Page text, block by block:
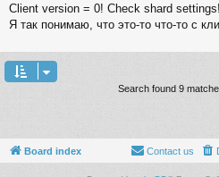
Client version = 0! Check shard
Я так понимаю, что это-то что-то с
Search found 9
Board index Contact us